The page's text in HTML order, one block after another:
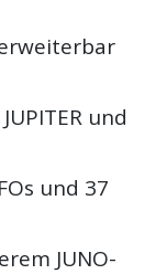
und
und 37
JUNO-